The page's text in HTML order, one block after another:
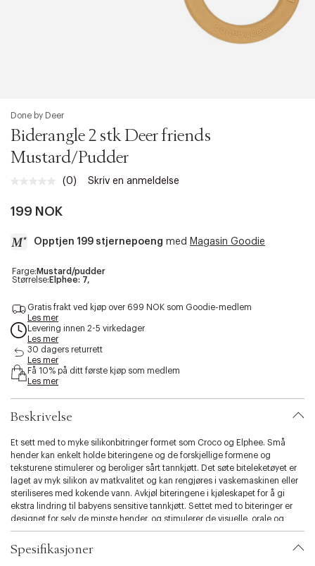
Done by Deer
Biderangle 2 stk Deer friends
Mustard/Pudder
Ingen
(0) Skriv en anmeldelse
199 NOK
Opptjen 199 stjernepoeng med Magasin Goodie
a
c
e
s
s
i
i
t
.
v
a
r
a
t
n
Farge: Mustard/pudder
Størrelse: Elphee: 7,
Gratis frakt ved kjøp over 699 NOK som Goodie-medlem
Les mer
Levering innen 2-5 virkedager
Les mer
30 dagers returrett
Les mer
Få 10% på ditt første kjøp som medlem
Les mer
Beskrivelse
Et sett med to myke silikonbitringer formet som Croco og Elphee. Små
hender kan enkelt holde biteringene og de forskjellige formene og
teksturene stimulerer og beroliger sårt tannkjøtt. Det søte biteleketøyet er
laget av myk silikon av matkvalitet og kan rengjøres i vaskemaskinen eller
steriliseres med kokende vann. Avkjøl biteringene i kjøleskapet for å gi
ekstra lindring til babyens sensitive tannkjøtt. Settet med to biteringer er
designet for selv de minste hender, og stimulerer de visuelle, orale og
taktile sansene til babyen. Den søte pulveraktige elefanten og
sennepskrokodilen er perfekt som et sensorisk leketøy for babyen din.
Spesifikasjoner